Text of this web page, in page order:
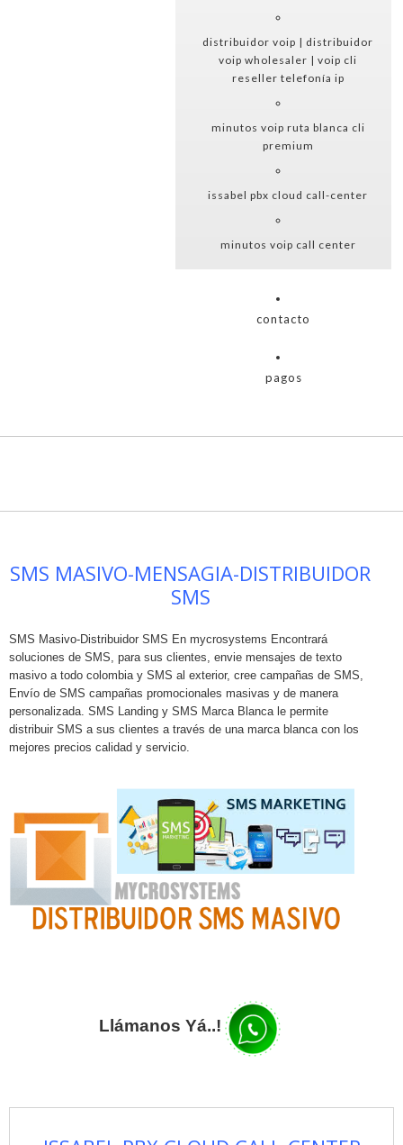
distribuidor voip | distribuidor
voip wholesaler | voip cli
reseller telefonía ip
minutos voip ruta blanca cli
premium
issabel pbx cloud call-center
minutos voip call center
contacto
pagos
SMS MASIVO-MENSAGIA-DISTRIBUIDOR
SMS
SMS Masivo-Distribuidor SMS En mycrosystems Encontrará
soluciones de SMS, para sus clientes, envie mensajes de texto
masivo a todo colombia y SMS al exterior, cree campañas de SMS,
Envío de SMS campañas promocionales masivas y de manera
personalizada. SMS Landing y SMS Marca Blanca le permite
distribuir SMS a sus clientes a través de una marca blanca con los
mejores precios calidad y servicio.
Llámanos Yá..!